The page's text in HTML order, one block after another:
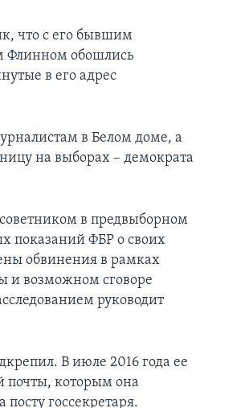
что с его бывшим
Флинном обошлись
в его адрес
в Белом доме, а
на выборах – демократа
в предвыборном
показаний ФБР о своих
обвинения в рамках
и возможном сговоре
руководит
В июле 2016 года ее
почты, которым она
госсекретаря.